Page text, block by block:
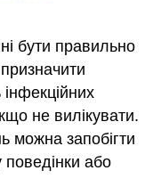
бути правильно
інфекційних
не вилікувати.
можна запобігти
або